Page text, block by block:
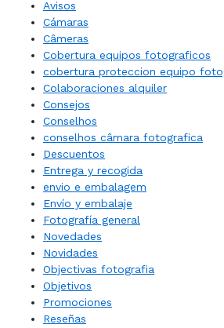
Avisos
Cámaras
Câmeras
Cobertura equipos fotograficos
cobertura proteccion equipo
Colaboraciones alquiler
Consejos
Conselhos
conselhos câmara fotografica
Descuentos
Entrega y recogida
envio e embalagem
Envío y embalaje
Fotografía general
Novedades
Novidades
Objectivas fotografia
Objetivos
Promociones
Reseñas